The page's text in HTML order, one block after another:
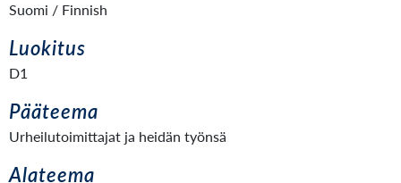
Suomi / Finnish
Luokitus
D1
Pääteema
Urheilutoimittajat ja heidän työnsä
Alateema